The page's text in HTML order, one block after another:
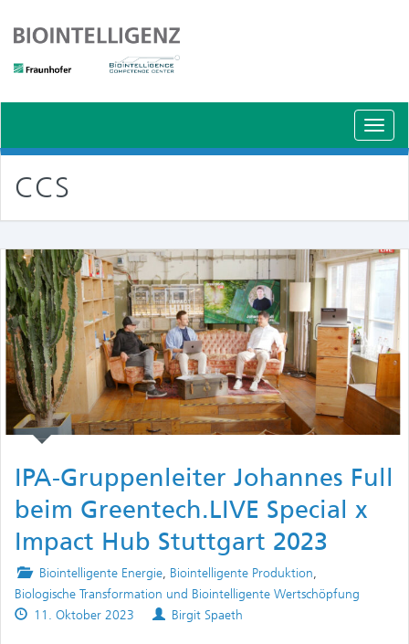
CCS
IPA-Gruppenleiter Johannes Full
beim Greentech.LIVE Special x
Impact Hub Stuttgart 2023
Posted
in
Biointelligente Energie, Biointelligente Produktion,
Biologische Transformation und Biointelligente Wertschöpfung
Published
11. Oktober 2023 Authors
Birgit Spaeth